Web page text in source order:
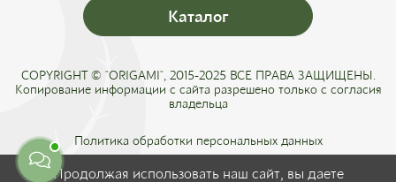
Каталог
COPYRIGHT © "ORIGAMI", 2015-2025 ВСЕ ПРАВА ЗАЩИЩЕНЫ.
Копирование информации с сайта разрешено только с согласия
владельца
Политика обработки персональных данных
Продолжая использовать наш сайт, вы даете